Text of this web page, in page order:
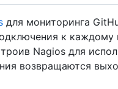
для мониторинга
к
Nagios для
возвращаются